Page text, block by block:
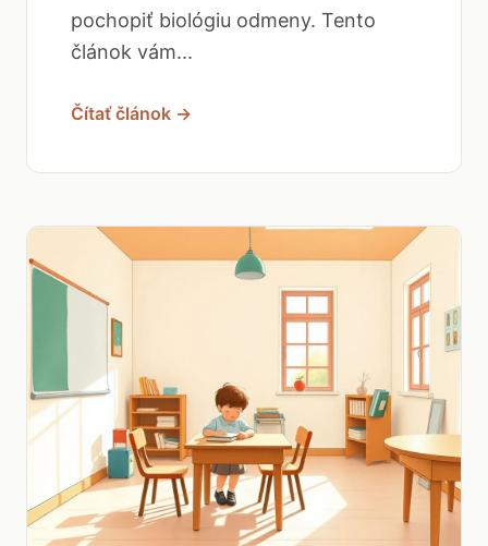
pochopiť biológiu odmeny. Tento
článok vám...
Čítať článok →